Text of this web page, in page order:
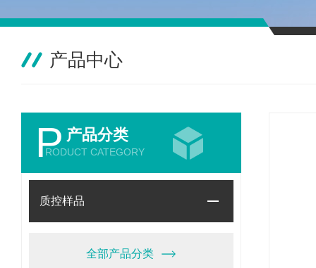
产品中心
P 产品分类
RODUCT CATEGORY
质控样品
全部产品分类